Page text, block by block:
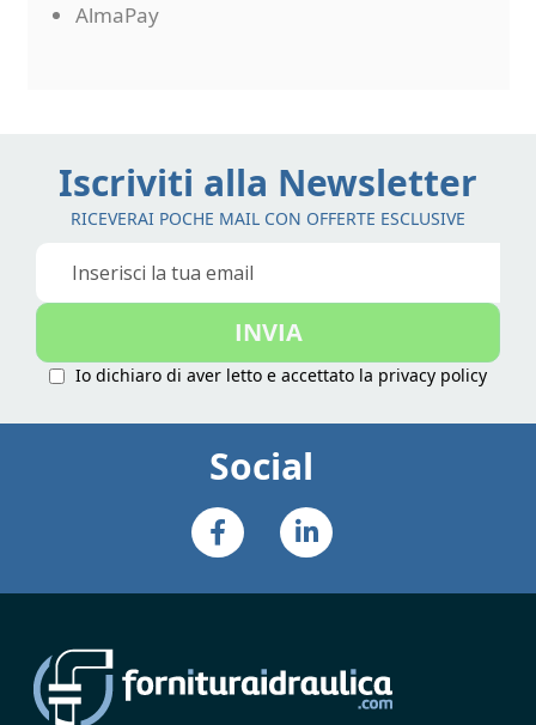
AlmaPay
Iscriviti alla Newsletter
RICEVERAI POCHE MAIL CON OFFERTE ESCLUSIVE
Iscriviti
nostra
INVIA
Io dichiaro di aver letto e accettato la privacy policy
Social